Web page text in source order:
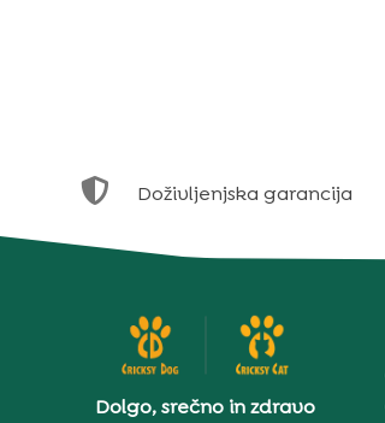
 Doživljenjska garancija
Dolgo, srečno in zdravo